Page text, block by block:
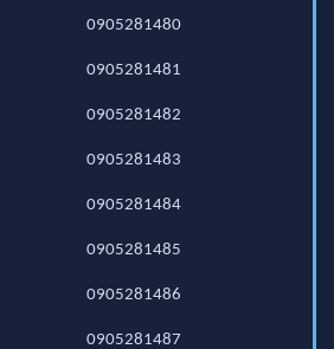
0905281480
0905281481
0905281482
0905281483
0905281484
0905281485
0905281486
0905281487